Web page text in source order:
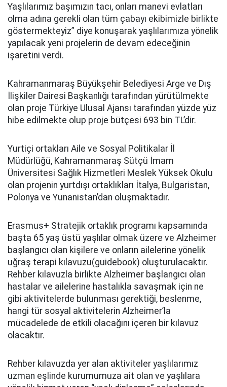
Yaşlılarımız başımızın tacı, onları manevi evlatları
olma adına gerekli olan tüm çabayı ekibimizle birlikte
göstermekteyiz” diye konuşarak yaşlılarımıza yönelik
yapılacak yeni projelerin de devam edeceğinin
işaretini verdi.
Kahramanmaraş Büyükşehir Belediyesi Arge ve Dış
İlişkiler Dairesi Başkanlığı tarafından yürütülmekte
olan proje Türkiye Ulusal Ajansı tarafından yüzde yüz
hibe edilmekte olup proje bütçesi 693 bin TL’dir.
Yurtiçi ortakları Aile ve Sosyal Politikalar İl
Müdürlüğü, Kahramanmaraş Sütçü İmam
Üniversitesi Sağlık Hizmetleri Meslek Yüksek Okulu
olan projenin yurtdışı ortaklıkları İtalya, Bulgaristan,
Polonya ve Yunanistan’dan oluşmaktadır.
Erasmus+ Stratejik ortaklık programı kapsamında
başta 65 yaş üstü yaşlılar olmak üzere ve Alzheimer
başlangıcı olan kişilere ve onların ailelerine yönelik
uğraş terapi kılavuzu(guidebook) oluşturulacaktır.
Rehber kılavuzla birlikte Alzheimer başlangıcı olan
hastalar ve ailelerine hastalıkla savaşmak için ne
gibi aktivitelerde bulunması gerektiği, beslenme,
hangi tür sosyal aktivitelerin Alzheimer’la
mücadelede de etkili olacağını içeren bir kılavuz
olacaktır.
Rehber kılavuzda yer alan aktiviteler yaşlılarımız
uzman eşlinde kurumumuza ait olan ve yaşlılara